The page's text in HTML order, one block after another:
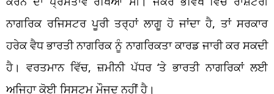
ਨਾਗਰਿਕ ਰਜਿਸਟਰ ਪੂਰੀ ਤਰ੍ਹਾਂ ਲਾਗੂ ਹੋ ਜਾਂਦਾ ਹੈ, ਤਾਂ ਸਰਕਾਰ
ਹਰੇਕ ਵੈਧ ਭਾਰਤੀ ਨਾਗਰਿਕ ਨੂੰ ਨਾਗਰਿਕਤਾ ਕਾਰਡ ਜਾਰੀ ਕਰ ਸਕਦੀ
ਹੈ। ਵਰਤਮਾਨ ਵਿੱਚ, ਜ਼ਮੀਨੀ ਪੱਧਰ ‘ਤੇ ਭਾਰਤੀ ਨਾਗਰਿਕਾਂ ਲਈ
ਅਜਿਹਾ ਕੋਈ ਸਿਸਟਮ ਮੌਜੂਦ ਨਹੀਂ ਹੈ।